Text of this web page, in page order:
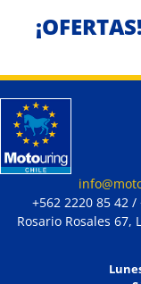
¡OFERTAS!
+562 2220 85 42 /
Rosario Rosales 67,